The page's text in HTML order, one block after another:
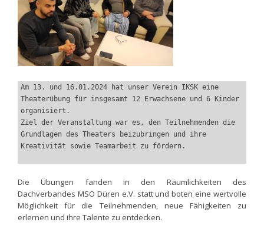
Am 13. und 16.01.2024 hat unser Verein IKSK eine
Theaterübung für insgesamt 12 Erwachsene und 6 Kinder
organisiert.
Ziel der Veranstaltung war es, den Teilnehmenden die
Grundlagen des Theaters beizubringen und ihre
Kreativität sowie Teamarbeit zu fördern.
Die Übungen fanden in den Räumlichkeiten des
Dachverbandes MSO Düren e.V. statt und boten eine wertvolle
Möglichkeit für die Teilnehmenden, neue Fähigkeiten zu
erlernen und ihre Talente zu entdecken.